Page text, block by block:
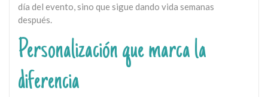
día del evento, sino que sigue dando vida semanas
después.
Personalización que marca la
diferencia